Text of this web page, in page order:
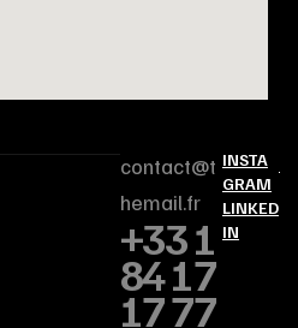
contact@t
hemail.fr
+33 1
84 17
17 77
INSTA
GRAM
LINKED
IN